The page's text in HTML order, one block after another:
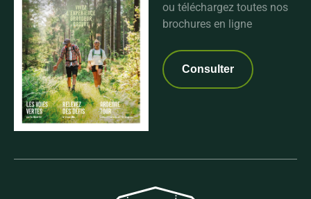
ou téléchargez toutes nos
brochures en ligne
Consulter